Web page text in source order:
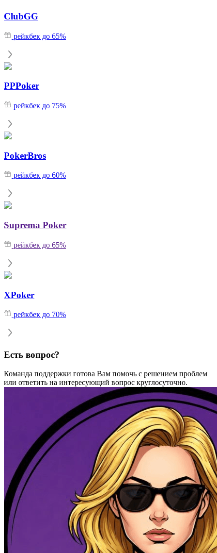
ClubGG
рейкбек до 65%
PPPoker
рейкбек до 75%
PokerBros
рейкбек до 60%
Suprema Poker
рейкбек до 65%
XPoker
рейкбек до 70%
Есть вопрос?
Команда поддержки готова Вам помочь с решением проблем
или ответить на интересующий вопрос круглосуточно.